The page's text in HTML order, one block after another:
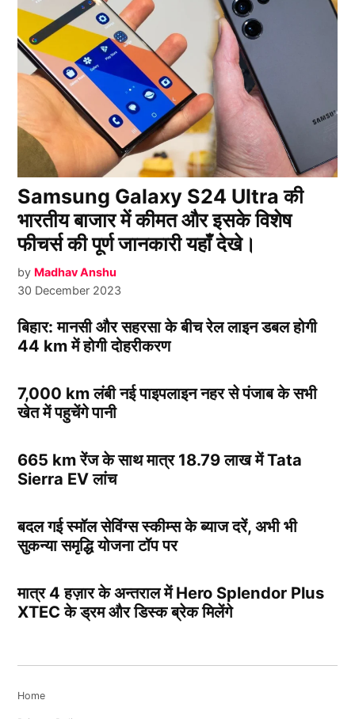
Samsung Galaxy S24 Ultra की
भारतीय बाजार में कीमत और इसके विशेष
फीचर्स की पूर्ण जानकारी यहाँ देखे।
by Madhav Anshu
30 December 2023
बिहार: मानसी और सहरसा के बीच रेल लाइन डबल होगी
44 km में होगी दोहरीकरण
7,000 km लंबी नई पाइपलाइन नहर से पंजाब के सभी
खेत में पहुचेंगे पानी
665 km रेंज के साथ मात्र 18.79 लाख में Tata
Sierra EV लांच
बदल गई स्मॉल सेविंग्स स्कीम्स के ब्याज दरें, अभी भी
सुकन्या समृद्धि योजना टॉप पर
मात्र 4 हज़ार के अन्तराल में Hero Splendor Plus
XTEC के ड्रम और डिस्क ब्रेक मिलेंगे
Home